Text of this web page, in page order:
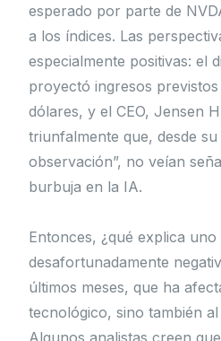
esperado por parte de
a los índices. Las
especialmente positivas: el
proyectó ingresos
dólares, y el CEO, Jensen
triunfalmente que, desde su
observación”, no veían
burbuja en la IA.
Entonces, ¿qué explica
desafortunadamente
últimos meses, que ha
tecnológico, sino también
Algunos analistas creen